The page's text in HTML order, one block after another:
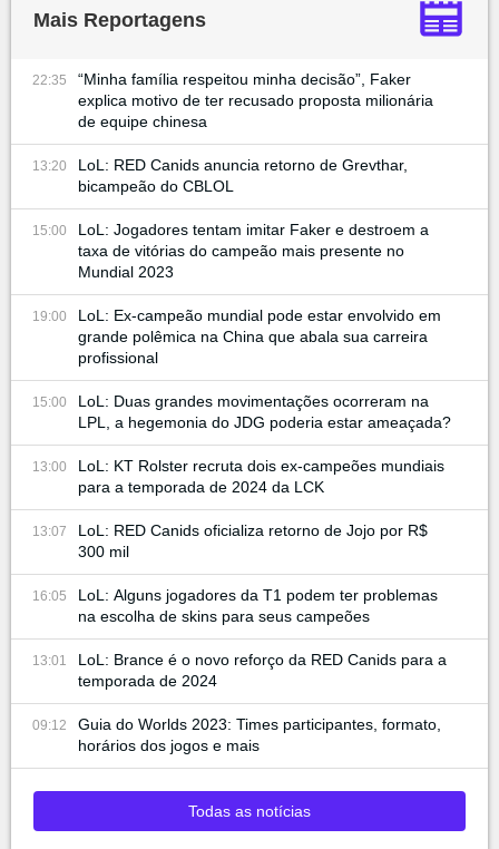
Mais Reportagens
22:35
“Minha família respeitou minha decisão”, Faker
explica motivo de ter recusado proposta milionária
de equipe chinesa
13:20
LoL: RED Canids anuncia retorno de Grevthar,
bicampeão do CBLOL
15:00
LoL: Jogadores tentam imitar Faker e destroem a
taxa de vitórias do campeão mais presente no
Mundial 2023
19:00
LoL: Ex-campeão mundial pode estar envolvido em
grande polêmica na China que abala sua carreira
profissional
15:00
LoL: Duas grandes movimentações ocorreram na
LPL, a hegemonia do JDG poderia estar ameaçada?
13:00
LoL: KT Rolster recruta dois ex-campeões mundiais
para a temporada de 2024 da LCK
13:07
LoL: RED Canids oficializa retorno de Jojo por R$
300 mil
16:05
LoL: Alguns jogadores da T1 podem ter problemas
na escolha de skins para seus campeões
13:01
LoL: Brance é o novo reforço da RED Canids para a
temporada de 2024
09:12
Guia do Worlds 2023: Times participantes, formato,
horários dos jogos e mais
Todas as notícias